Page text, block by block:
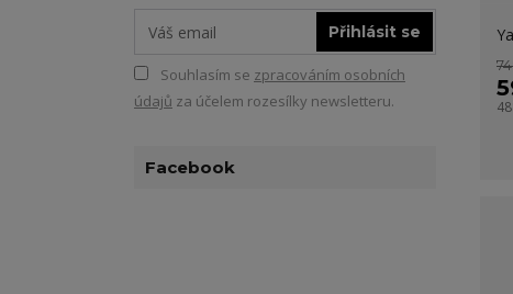
Přihlásit se
Souhlasím se zpracováním osobních
údajů za účelem rozesílky newsletteru.
Facebook